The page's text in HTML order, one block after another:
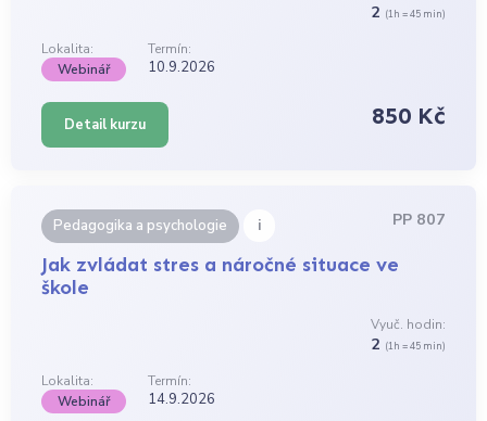
2 (1h = 45 min)
Lokalita:
Termín:
Webinář
10.9.2026
Detail kurzu 850 Kč
Pedagogika a psychologie i PP 807
Jak zvládat stres a náročné situace ve
škole
Vyuč. hodin:
2 (1h = 45 min)
Lokalita:
Termín:
Webinář
14.9.2026